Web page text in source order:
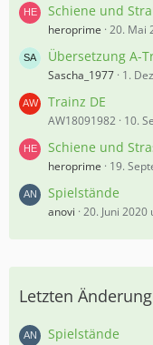
Schiene und
heroprime 20. Mai
Übersetzung A-
Sascha_1977 1.
Trainz DE
AW18091982 10.
Schiene und
heroprime 19.
Spielstände
anovi 20. Juni 2020
Letzten
Spielstände